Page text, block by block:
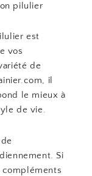
pilulier
est
vos
de
il
le mieux à
de vie.
Si